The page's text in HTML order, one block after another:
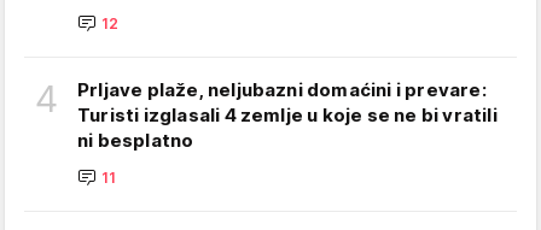
12
4
Prljave plaže, neljubazni domaćini i prevare:
Turisti izglasali 4 zemlje u koje se ne bi vratili
ni besplatno
11